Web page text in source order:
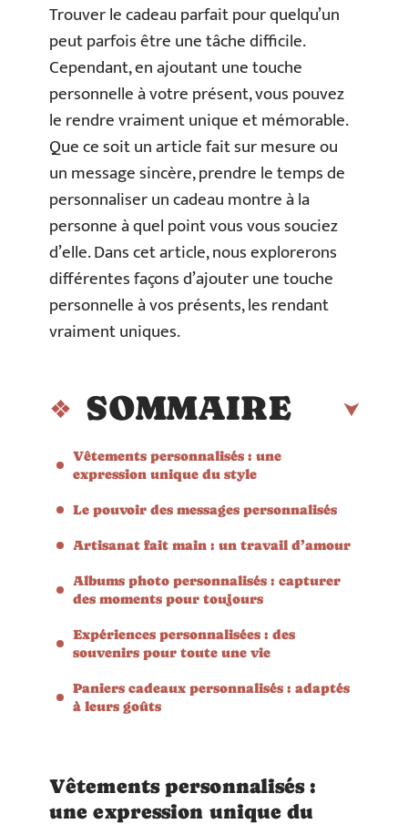
Trouver le cadeau parfait pour quelqu’un
peut parfois être une tâche difficile.
Cependant, en ajoutant une touche
personnelle à votre présent, vous pouvez
le rendre vraiment unique et mémorable.
Que ce soit un article fait sur mesure ou
un message sincère, prendre le temps de
personnaliser un cadeau montre à la
personne à quel point vous vous souciez
d’elle. Dans cet article, nous explorerons
différentes façons d’ajouter une touche
personnelle à vos présents, les rendant
vraiment uniques.
SOMMAIRE
Vêtements personnalisés : une
expression unique du style
Le pouvoir des messages personnalisés
Artisanat fait main : un travail d’amour
Albums photo personnalisés : capturer
des moments pour toujours
Expériences personnalisées : des
souvenirs pour toute une vie
Paniers cadeaux personnalisés : adaptés
à leurs goûts
Vêtements personnalisés :
une expression unique du